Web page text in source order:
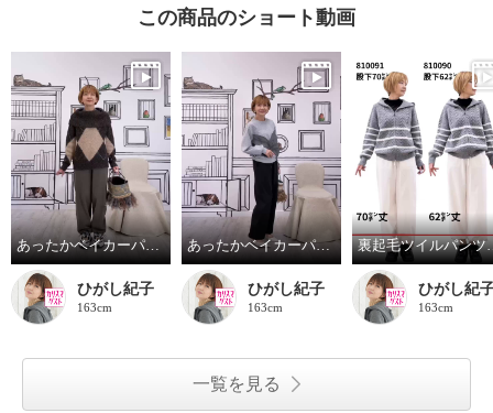
この商品のショート動画
あったかベイカーパンツは、丈が2種ができましま。
ひがし紀子
163cm
あったかベイカーパンツは、素材はしっかり薄め、
ひがし紀子
163cm
裏起毛ツイ
ひがし紀
163cm
一覧を見る